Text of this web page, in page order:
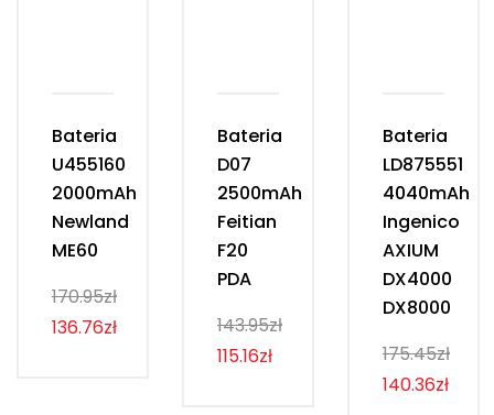
Bateria
U455160
2000mAh
Newland
ME60
170.95zł
136.76zł
Bateria
D07
2500mAh
Feitian
F20
PDA
143.95zł
115.16zł
Bateria
LD875551
4040mAh
Ingenico
AXIUM
DX4000
DX8000
175.45zł
140.36zł